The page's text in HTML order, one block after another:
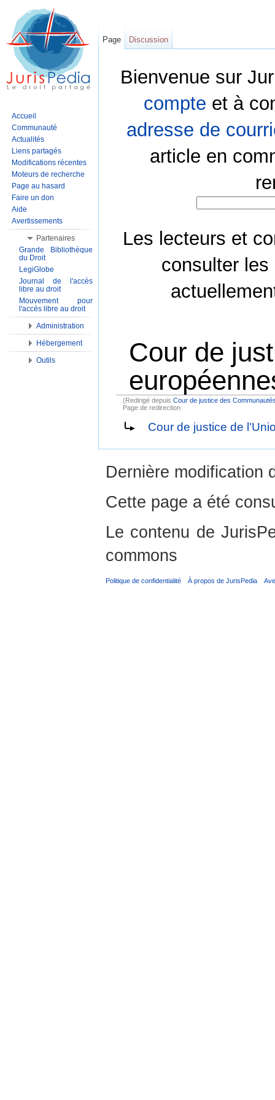
Bienvenue sur
compte et à
adresse de
article en
Les lecteurs et
consulter les
Cour de
(Redirigé depuis Cour de justice des
Page de redirection
Cour de justice de
Page Discussion
Accueil
Communauté
Actualités
Liens partagés
Modifications récentes
Moteurs de recherche
Page au hasard
Faire un don
Aide
Avertissements
Partenaires
Grande Bibliothèque
du Droit
LegiGlobe
Journal de l'accès
libre au droit
Mouvement pour
l'accès libre au droit
Administration
Hébergement
Outils
Dernière modification
Cette page a été
Le contenu de
commons
Politique de confidentialité À propos de JurisPedia